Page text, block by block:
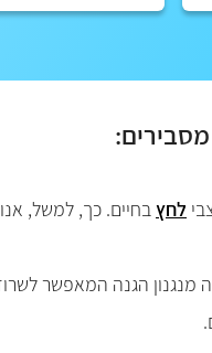
מסבירים:
לחץבחיים. כך, למשל,
מנגנון הגנה המאפשר